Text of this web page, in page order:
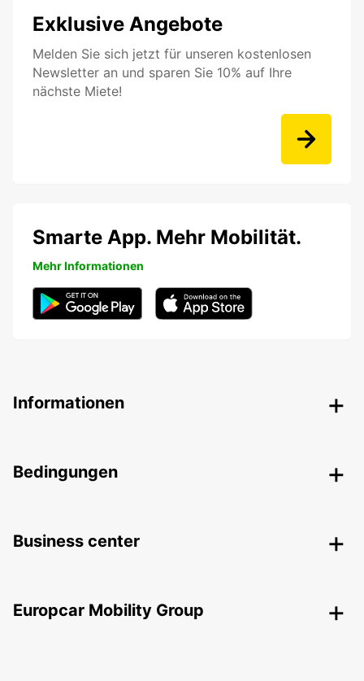
Exklusive Angebote
Melden Sie sich jetzt für unseren kostenlosen
Newsletter an und sparen Sie 10% auf Ihre
nächste Miete!
Smarte App. Mehr Mobilität.
Mehr Informationen
Informationen
Bedingungen
Business center
Europcar Mobility Group